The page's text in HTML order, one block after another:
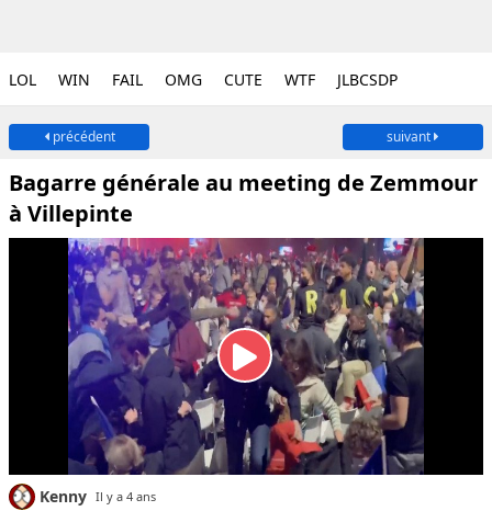
LOL WIN FAIL OMG CUTE WTF JLBCSDP
précédent suivant
Bagarre générale au meeting de Zemmour
à Villepinte
Kenny Il y a 4 ans